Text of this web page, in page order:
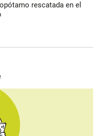
rescatada en el